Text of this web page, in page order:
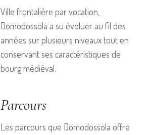
Ville frontalière par vocation,
Domodossola a su évoluer au fil des
années sur plusieurs niveaux tout en
conservant ses caractéristiques de
bourg médiéval.
Parcours
Les parcours que Domodossola offre